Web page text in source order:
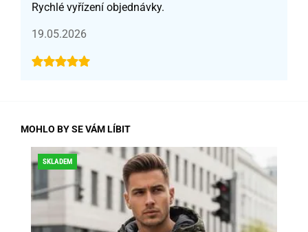
Rychlé vyřízení objednávky.
19.05.2026
MOHLO BY SE VÁM LÍBIT
SKLADEM